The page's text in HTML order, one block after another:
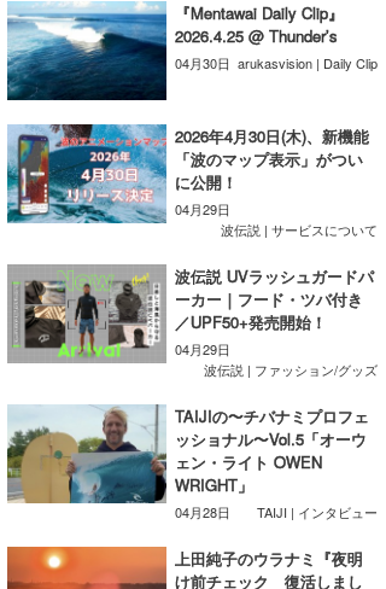
『Mentawai Daily Clip』
2026.4.25 @ Thunder’s
04月30日 arukasvision | Daily Clip
2026年4月30日(木)、新機能
「波のマップ表示」がつい
に公開！
04月29日
波伝説 | サービスについて
波伝説 UVラッシュガードパ
ーカー｜フード・ツバ付き
／UPF50+発売開始！
04月29日
波伝説 | ファッション/グッズ
TAIJIの〜チバナミプロフェ
ッショナル〜Vol.5「オーウ
ェン・ライト OWEN
WRIGHT」
04月28日 TAIJI | インタビュー
上田純子のウラナミ『夜明
け前チェック 復活しまし
Core Surf Japan
Naoya Kimoto
mitsuteru Kamio
Yasunari Inoue
Yoshiyuki Obata
arukasvision
DELTA FORCE SURF
CBA Films
熊谷素子
メディア
SURFMEDIA
Colors MAGAZINE
WAVAL
波伝説アンバサダー/プロライダー
福島寿実子
中浦“JET”章
嵯峨明日香
進士剛光
田原啓江
植村未来
NOBUFUKU
喜納海人
波伝説スタッフ
☆加藤
+☆maki☆+
Aichan
chan-U
G◎Da
KID
波伝説